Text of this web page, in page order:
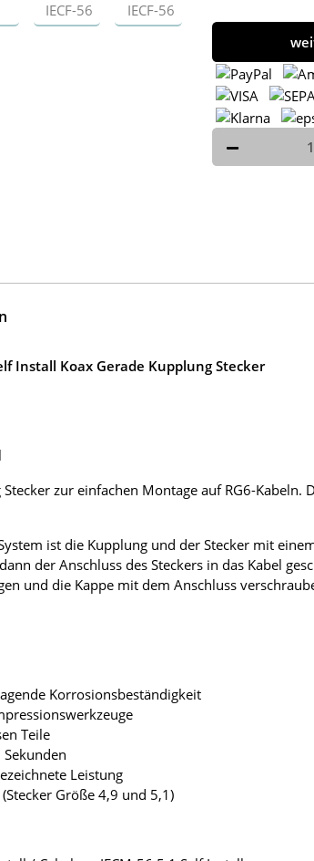
Install Koax Gerade Kupplung Stecker
zur einfachen Montage auf RG6-Kabeln.
ist die Kupplung und der Stecker mit
der Anschluss des Steckers in das Kabel
und die Kappe mit dem Anschluss
Korrosionsbeständigkeit
Teile
Leistung
Größe 4,9 und 5,1)